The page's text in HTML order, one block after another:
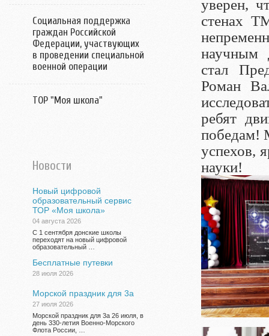
Социальная поддержка
граждан Российской
Федерации, участвующих
в проведении специальной
военной операции
ТОР "Моя школа"
Новости
Новый цифровой
образовательный сервис
ТОР «Моя школа»
04 августа 2026
С 1 сентября донские школы
переходят на новый цифровой
образовательный …
Бесплатные путевки
28 июля 2026
Морской праздник для 3а
27 июля 2026
Морской праздник для 3а 26 июля, в
день 330-летия Военно-Морского
Флота России, …
уверен,
стенах
научным
стал
Роман
ребят
победам!
успехов,
науки!